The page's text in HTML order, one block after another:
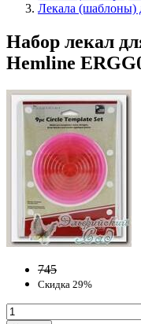
Лекала (шаблоны)
Набор лекал
Hemline
745
Скидка 29%